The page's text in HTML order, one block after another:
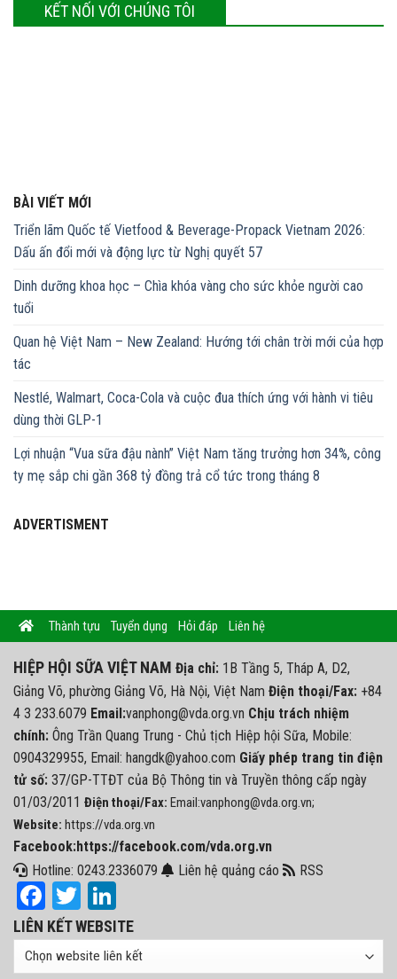
KẾT NỐI VỚI CHÚNG TÔI
BÀI VIẾT MỚI
Triển lãm Quốc tế Vietfood & Beverage-Propack Vietnam 2026:
Dấu ấn đổi mới và động lực từ Nghị quyết 57
Dinh dưỡng khoa học – Chìa khóa vàng cho sức khỏe người cao
tuổi
Quan hệ Việt Nam – New Zealand: Hướng tới chân trời mới của hợp
tác
Nestlé, Walmart, Coca-Cola và cuộc đua thích ứng với hành vi tiêu
dùng thời GLP-1
Lợi nhuận “Vua sữa đậu nành” Việt Nam tăng trưởng hơn 34%, công
ty mẹ sắp chi gần 368 tỷ đồng trả cổ tức trong tháng 8
ADVERTISMENT
Thành tựu Tuyển dụng Hỏi đáp Liên hệ
HIỆP HỘI SỮA VIỆT NAM Địa chỉ: 1B Tầng 5, Tháp A, D2,
Giảng Võ, phường Giảng Võ, Hà Nội, Việt Nam Điện thoại/Fax: +84
4 3 233.6079 Email:vanphong@vda.org.vn Chịu trách nhiệm
chính: Ông Trần Quang Trung - Chủ tịch Hiệp hội Sữa, Mobile:
0904329955, Email: hangdk@yahoo.com Giấy phép trang tin điện
tử số: 37/GP-TTĐT của Bộ Thông tin và Truyền thông cấp ngày
01/03/2011 Điện thoại/Fax: Email:vanphong@vda.org.vn;
Website: https://vda.org.vn
Facebook:https://facebook.com/vda.org.vn
Hotline: 0243.2336079
Liên hệ quảng cáo RSS
Facebook
Twitter
LIÊN KẾT WEBSITE